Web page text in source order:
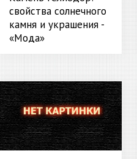
свойства солнечного
камня и украшения -
«Мода»